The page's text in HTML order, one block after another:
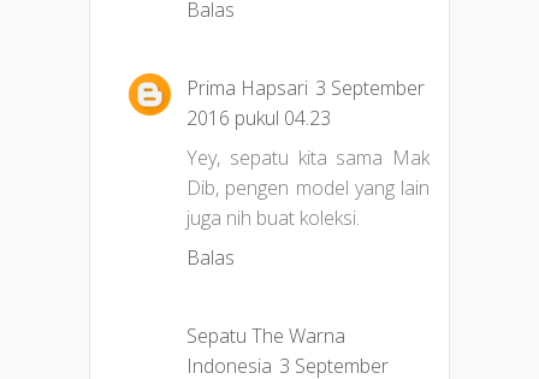
Balas
Prima Hapsari 3 September
2016 pukul 04.23
Yey, sepatu kita sama Mak
Dib, pengen model yang lain
juga nih buat koleksi.
Balas
Sepatu The Warna
Indonesia 3 September